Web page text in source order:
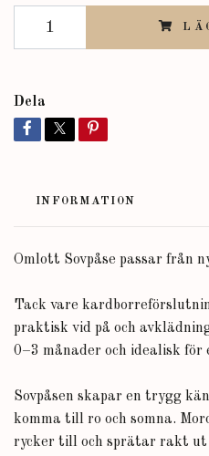
Dela
INFORMATION
Omlott Sovpåse passar från
Tack vare
praktisk vid på och
0–3 månader och idealisk för
Sovpåsen skapar en trygg
komma till ro och somna.
rycker till och sprätar rakt ut